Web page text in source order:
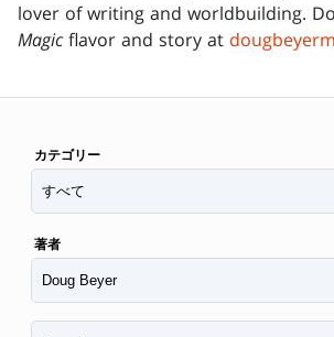
lover of writing and worldbuilding.
Magic flavor and story at
カテゴリー
著者